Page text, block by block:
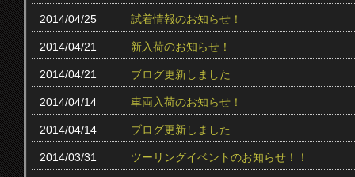
2014/04/25 試着情報のお知らせ！
2014/04/21 新入荷のお知らせ！
2014/04/21 ブログ更新しました
2014/04/14 車両入荷のお知らせ！
2014/04/14 ブログ更新しました
2014/03/31 ツーリングイベントのお知らせ！！